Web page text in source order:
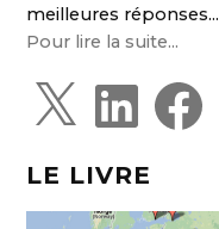
meilleures réponses...
Pour lire la suite...
X
L
d
I
a
c
LE LIVRE